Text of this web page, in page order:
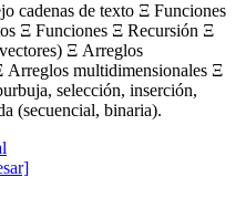
cadenas de texto Ξ Funciones
Ξ Funciones Ξ Recursión Ξ
Ξ Arreglos
Arreglos multidimensionales Ξ
selección, inserción,
(secuencial, binaria).